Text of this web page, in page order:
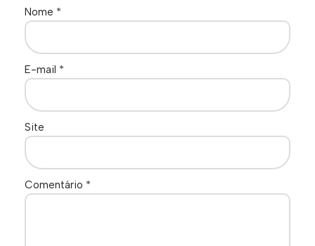
Nome *
E-mail *
Site
Comentário *